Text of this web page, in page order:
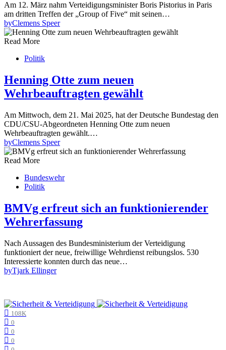
Am 12. März nahm Verteidigungsminister Boris Pistorius in Paris
am dritten Treffen der „Group of Five“ mit seinen…
byClemens Speer
Read More
Politik
Henning Otte zum neuen
Wehrbeauftragten gewählt
Am Mittwoch, dem 21. Mai 2025, hat der Deutsche Bundestag den
CDU/CSU-Abgeordneten Henning Otte zum neuen
Wehrbeauftragten gewählt.…
byClemens Speer
Read More
Bundeswehr
Politik
BMVg erfreut sich an funktionierender
Wehrerfassung
Nach Aussagen des Bundesministerium der Verteidigung
funktioniert der neue, freiwillige Wehrdienst reibungslos. 530
Interessierte konnten durch das neue…
byTjark Ellinger
108K
0
0
0